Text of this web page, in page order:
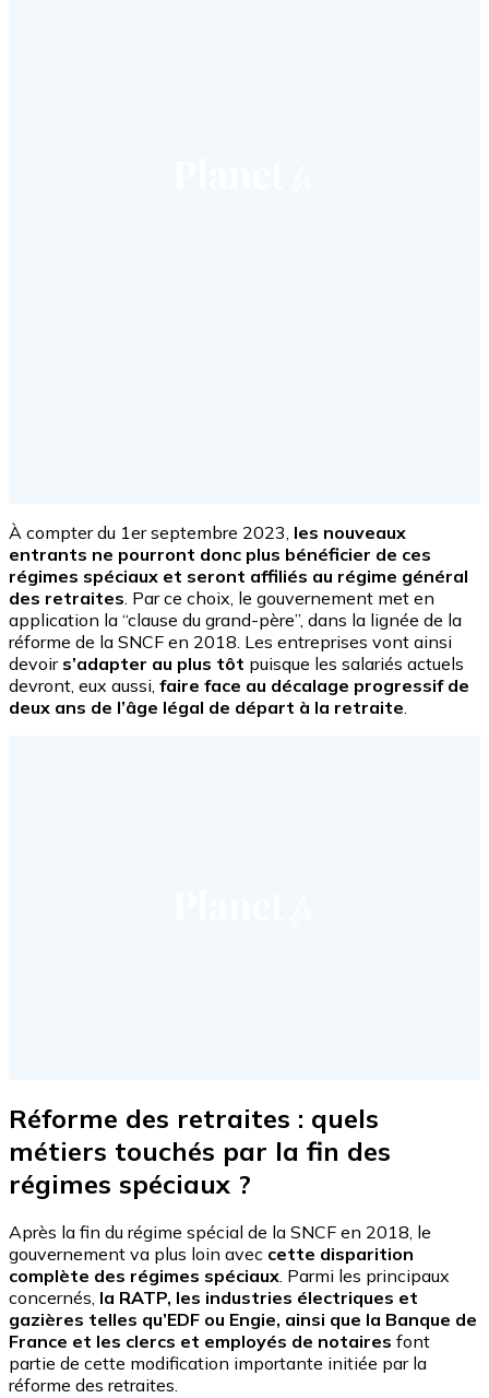
À compter du 1er septembre 2023, les nouveaux
entrants ne pourront donc plus bénéficier de ces
régimes spéciaux et seront affiliés au régime général
des retraites . Par ce choix, le gouvernement met en
application la “clause du grand-père”, dans la lignée de la
réforme de la SNCF en 2018. Les entreprises vont ainsi
devoir s’adapter au plus tôt puisque les salariés actuels
devront, eux aussi, faire face au décalage progressif de
deux ans de l’âge légal de départ à la retraite
Réforme des retraites : quels
métiers touchés par la fin des
régimes spéciaux ?
Après la fin du régime spécial de la SNCF en 2018, le
gouvernement va plus loin avec cette disparition
complète des régimes spéciaux. Parmi les principaux
concernés, la RATP, les industries électriques et
gazières telles qu’EDF ou Engie, ainsi que la Banque de
France et les clercs et employés de notaires font
partie de cette modification importante initiée par la
réforme des retraites.